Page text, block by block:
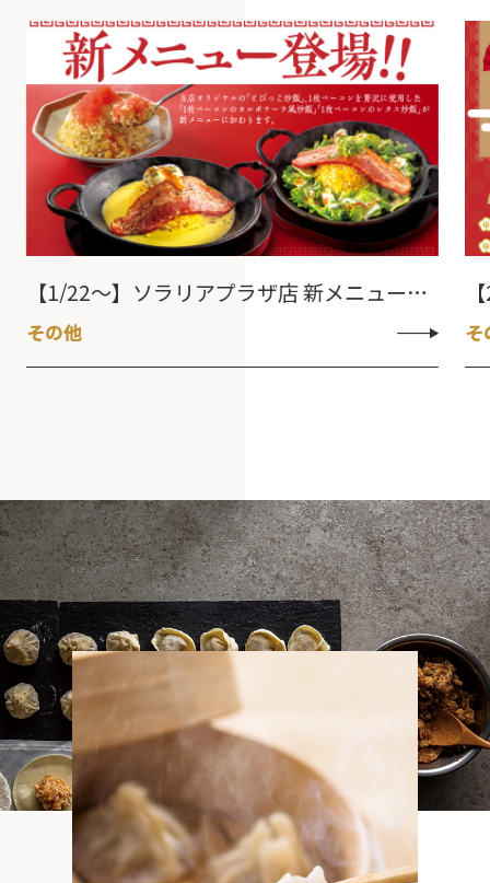
【1/22～】ソラリアプラザ店 新メニュー登場
その他 そ